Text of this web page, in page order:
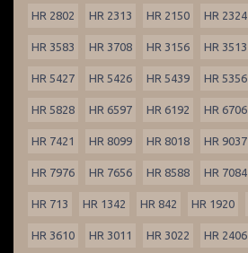
HR 2802 HR 2313 HR 2150 HR 2324
HR 3583 HR 3708 HR 3156 HR 3513
HR 5427 HR 5426 HR 5439 HR 5356
HR 5828 HR 6597 HR 6192 HR 6706
HR 7421 HR 8099 HR 8018 HR 9037
HR 7976 HR 7656 HR 8588 HR 7084
HR 713 HR 1342 HR 842 HR 1920
HR 3610 HR 3011 HR 3022 HR 2406